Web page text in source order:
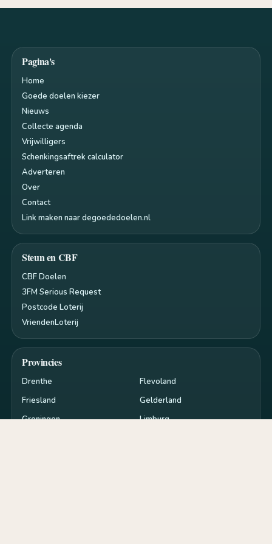
Pagina's
Home
Goede doelen kiezer
Nieuws
Collecte agenda
Vrijwilligers
Schenkingsaftrek calculator
Adverteren
Over
Contact
Link maken naar degoededoelen.nl
Steun en CBF
CBF Doelen
3FM Serious Request
Postcode Loterij
VriendenLoterij
Provincies
Drenthe
Flevoland
Friesland
Gelderland
Groningen
Limburg